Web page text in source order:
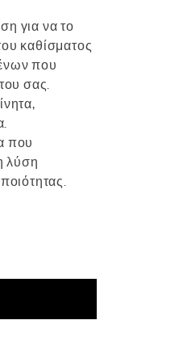
για να το
καθίσματος
που
σας.
που
λύση